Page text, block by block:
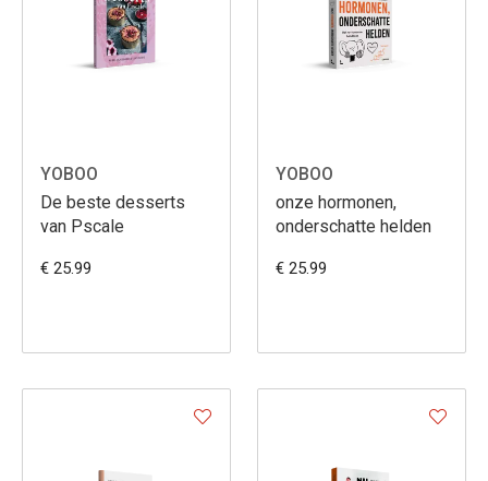
YOBOO
De beste desserts
van Pscale
€ 25.99
YOBOO
onze hormonen,
onderschatte helden
€ 25.99